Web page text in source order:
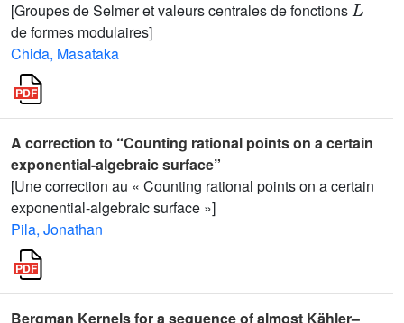
[Groupes de Selmer et valeurs centrales de fonctions
de formes modulaires]
Chida, Masataka
A correction to “Counting rational points on a certain
exponential-algebraic surface”
[Une correction au « Counting rational points on a certain
exponential-algebraic surface »]
Pila, Jonathan
Bergman Kernels for a sequence of almost Kähler–